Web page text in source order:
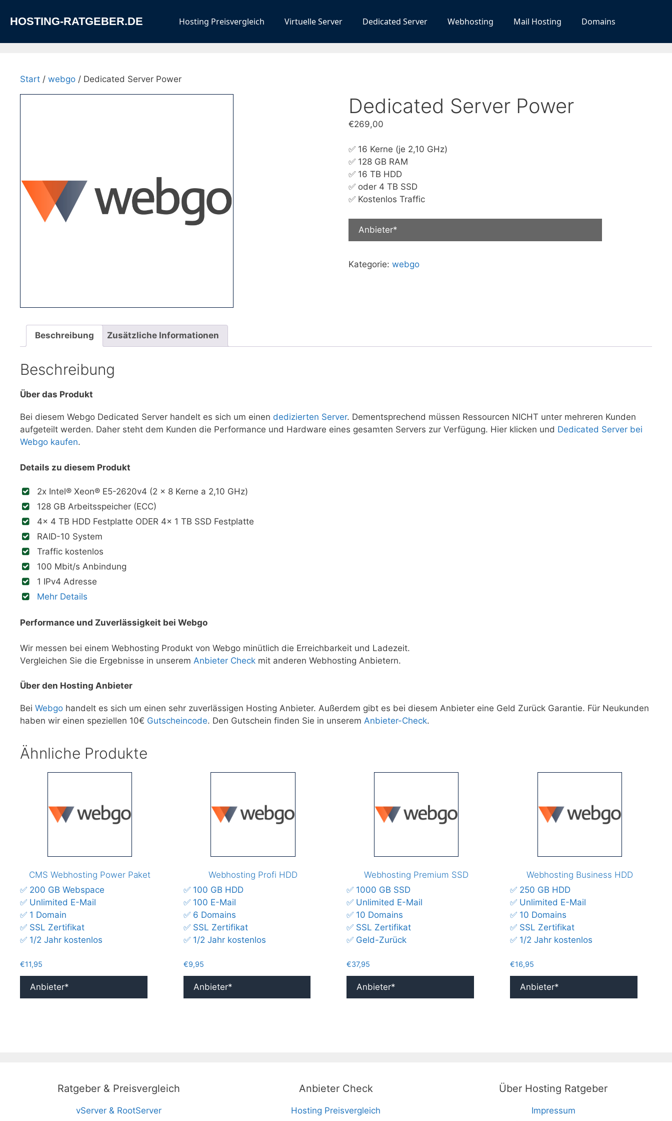
InhaltHOSTING-RATGEBER.DE Hosting Preisvergleich Virtuelle Server Dedicated Server Webhosting Mail Hosting Domains
Start / webgo / Dedicated Server Power
Dedicated Server Power
€269,00
✅ 16 Kerne (je 2,10 GHz)
✅ 128 GB RAM
✅ 16 TB HDD
✅ oder 4 TB SSD
✅ Kostenlos Traffic
Anbieter*
Kategorie:webgo
Beschreibung Zusätzliche Informationen
Beschreibung
Über das Produkt
Bei diesem Webgo Dedicated Server handelt es sich um einen dedizierten Server. Dementsprechend müssen Ressourcen NICHT unter mehreren Kunden
aufgeteilt werden. Daher steht dem Kunden die Performance und Hardware eines gesamten Servers zur Verfügung. Hier klicken und Dedicated Server bei
Webgo kaufen.
Details zu diesem Produkt
2x Intel® Xeon® E5-2620v4 (2 x 8 Kerne a 2,10 GHz)
128 GB Arbeitsspeicher (ECC)
4x 4 TB HDD Festplatte ODER 4x 1 TB SSD Festplatte
RAID-10 System
Traffic kostenlos
100 Mbit/s Anbindung
1 IPv4 Adresse
Mehr Details
Performance und Zuverlässigkeit bei Webgo
Wir messen bei einem Webhosting Produkt von Webgo minütlich die Erreichbarkeit und Ladezeit.
Vergleichen Sie die Ergebnisse in unserem Anbieter Check mit anderen Webhosting Anbietern.
Über den Hosting Anbieter
Bei Webgo handelt es sich um einen sehr zuverlässigen Hosting Anbieter. Außerdem gibt es bei diesem Anbieter eine Geld Zurück Garantie. Für Neukunden
haben wir einen speziellen 10€ Gutscheincode. Den Gutschein finden Sie in unserem Anbieter-Check.
Ähnliche Produkte
CMS Webhosting Power Paket
✅ 200 GB Webspace
✅ Unlimited E-Mail
✅ 1 Domain
✅ SSL Zertifikat
✅ 1/2 Jahr kostenlos
€11,95
Anbieter*
Webhosting Profi HDD
✅ 100 GB HDD
✅ 100 E-Mail
✅ 6 Domains
✅ SSL Zertifikat
✅ 1/2 Jahr kostenlos
€9,95
Anbieter*
Webhosting Premium SSD
✅ 1000 GB SSD
✅ Unlimited E-Mail
✅ 10 Domains
✅ SSL Zertifikat
✅ Geld-Zurück
€37,95
Anbieter*
Webhosting Business HDD
✅ 250 GB HDD
✅ Unlimited E-Mail
✅ 10 Domains
✅ SSL Zertifikat
✅ 1/2 Jahr kostenlos
€16,95
Anbieter*
Ratgeber & Preisvergleich
vServer & RootServer
Anbieter Check
Hosting Preisvergleich
Über Hosting Ratgeber
Impressum